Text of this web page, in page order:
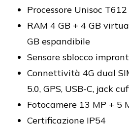
Processore Unisoc T612
RAM 4 GB + 4 GB
GB espandibile
Sensore sblocco
Connettività 4G dual
5.0, GPS, USB-C, jack
Fotocamere 13 MP + 5
Certificazione IP54